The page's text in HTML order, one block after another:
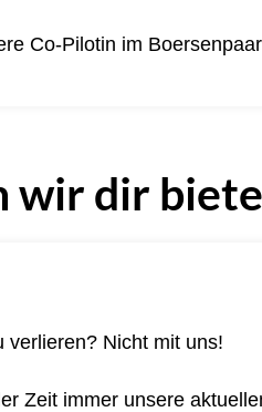
Co-Pilotin im
wir dir
verlieren? Nicht mit uns!
Zeit immer unsere